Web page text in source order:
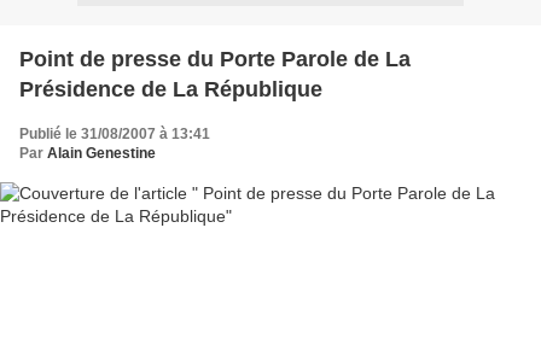
Point de presse du Porte Parole de La
Présidence de La République
Publié le 31/08/2007 à 13:41
Par Alain Genestine